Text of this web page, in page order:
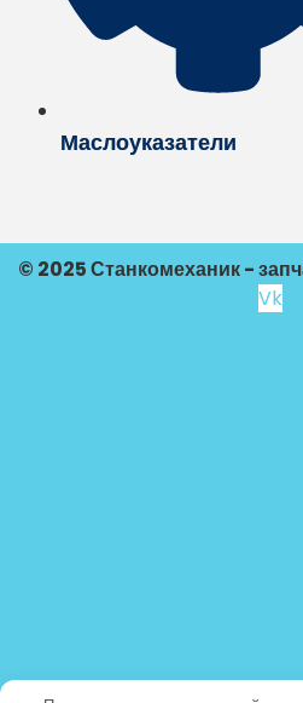
Маслоуказатели
© 2025 Станкомеханик -
Vk